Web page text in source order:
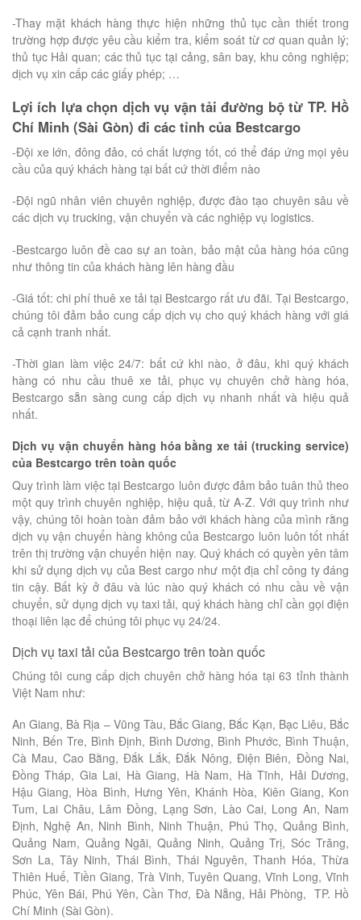
-Thay mặt khách hàng thực hiện những thủ tục cần thiết trong
trường hợp được yêu cầu kiểm tra, kiểm soát từ cơ quan quản lý;
thủ tục Hải quan; các thủ tục tại cảng, sân bay, khu công nghiệp;
dịch vụ xin cấp các giấy phép; …
Lợi ích lựa chọn dịch vụ vận tải đường bộ từ TP. Hồ
Chí Minh (Sài Gòn) đi các tỉnh của Bestcargo
-Đội xe lớn, đông đảo, có chất lượng tốt, có thể đáp ứng mọi yêu
cầu của quý khách hàng tại bất cứ thời điểm nào
-Đội ngũ nhân viên chuyên nghiệp, được đào tạo chuyên sâu về
các dịch vụ trucking, vận chuyển và các nghiệp vụ logistics.
-Bestcargo luôn đề cao sự an toàn, bảo mật của hàng hóa cũng
như thông tin của khách hàng lên hàng đầu
-Giá tốt: chi phí thuê xe tải tại Bestcargo rất ưu đãi. Tại Bestcargo,
chúng tôi đảm bảo cung cấp dịch vụ cho quý khách hàng với giá
cả cạnh tranh nhất.
-Thời gian làm việc 24/7: bất cứ khi nào, ở đâu, khi quý khách
hàng có nhu cầu thuê xe tải, phục vụ chuyên chở hàng hóa,
Bestcargo sẵn sàng cung cấp dịch vụ nhanh nhất và hiệu quả
nhất.
Dịch vụ vận chuyển hàng hóa bằng xe tải (trucking service)
của Bestcargo trên toàn quốc
Quy trình làm việc tại Bestcargo luôn được đảm bảo tuân thủ theo
một quy trình chuyên nghiệp, hiệu quả, từ A-Z. Với quy trình như
vậy, chúng tôi hoàn toàn đảm bảo với khách hàng của mình rằng
dịch vụ vận chuyển hàng không của Bestcargo luôn luôn tốt nhất
trên thị trường vận chuyển hiện nay. Quý khách có quyền yên tâm
khi sử dụng dịch vụ của Best cargo như một địa chỉ công ty đáng
tin cậy. Bất kỳ ở đâu và lúc nào quý khách có nhu cầu về vận
chuyển, sử dụng dịch vụ taxi tải, quý khách hàng chỉ cần gọi điện
thoại liên lạc để chúng tôi phục vụ 24/24.
Dịch vụ taxi tải của Bestcargo trên toàn quốc
Chúng tôi cung cấp dịch chuyên chở hàng hóa tại 63 tỉnh thành
Việt Nam như:
An Giang, Bà Rịa – Vũng Tàu, Bắc Giang, Bắc Kạn, Bạc Liêu, Bắc
Ninh, Bến Tre, Bình Định, Bình Dương, Bình Phước, Bình Thuận,
Cà Mau, Cao Bằng, Đắk Lắk, Đắk Nông, Điện Biên, Đồng Nai,
Đồng Tháp, Gia Lai, Hà Giang, Hà Nam, Hà Tĩnh, Hải Dương,
Hậu Giang, Hòa Bình, Hưng Yên, Khánh Hòa, Kiên Giang, Kon
Tum, Lai Châu, Lâm Đồng, Lạng Sơn, Lào Cai, Long An, Nam
Định, Nghệ An, Ninh Bình, Ninh Thuận, Phú Thọ, Quảng Bình,
Quảng Nam, Quảng Ngãi, Quảng Ninh, Quảng Trị, Sóc Trăng,
Sơn La, Tây Ninh, Thái Bình, Thái Nguyên, Thanh Hóa, Thừa
Thiên Huế, Tiền Giang, Trà Vinh, Tuyên Quang, Vĩnh Long, Vĩnh
Phúc, Yên Bái, Phú Yên, Cần Thơ, Đà Nẵng, Hải Phòng, TP. Hồ
Chí Minh (Sài Gòn).